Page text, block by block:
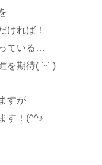
ければ！
ている…
期待( ˙ᵕ​˙ )
すが
す！(^^♪